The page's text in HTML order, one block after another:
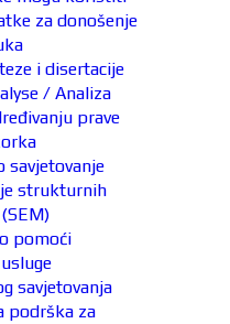
za donošenje
i disertacije
/ Analiza
prave
savjetovanje
strukturnih
pomoći
savjetovanja
podrška za